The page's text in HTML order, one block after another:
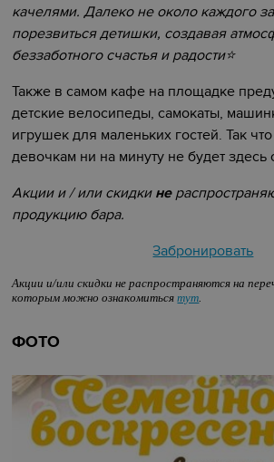
качелями. Далеко не около каждого
порезвиться детишки, создавая
беззаботного счастья и радости⭐
Также в самом кафе на площадке
детские велосипеды, самокаты,
игрушек для маленьких гостей. Так
девочкам ни на минуту не будет здесь
Акции и / или скидки не
продукцию бара.
Забронировать
Акции и/или скидки не распространяются на
которым можно ознакомитьсятут.
ФОТО